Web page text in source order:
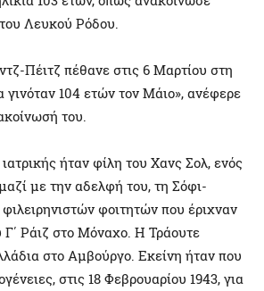
Λευκού Ρόδου.
Πέιτζ πέθανε στις 6 Μαρτίου στη
γινόταν 104 ετών τον Μάιο», ανέφερε
του.
ήταν φίλη του Χανς Σολ, ενός
με την αδελφή του, τη Σόφι-
φοιτητών που έριχναν
Ράιζ στο Μόναχο. Η Τράουτε
στο Αμβούργο. Εκείνη ήταν που
στις 18 Φεβρουαρίου 1943, για